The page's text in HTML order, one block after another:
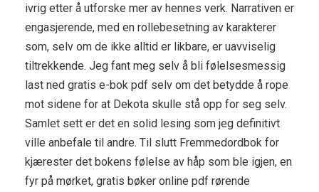
ivrig etter å utforske mer av hennes verk. Narrativen er
engasjerende, med en rollebesetning av karakterer
som, selv om de ikke alltid er likbare, er uavviselig
tiltrekkende. Jeg fant meg selv å bli følelsesmessig
last ned gratis e-bok pdf selv om det betydde å rope
mot sidene for at Dekota skulle stå opp for seg selv.
Samlet sett er det en solid lesing som jeg definitivt
ville anbefale til andre. Til slutt Fremmedordbok for
kjærester det bokens følelse av håp som ble igjen, en
fyr på mørket, gratis bøker online pdf rørende